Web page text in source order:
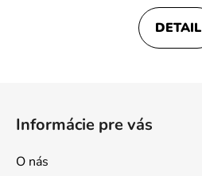
DETAIL
Informácie pre vás
O nás